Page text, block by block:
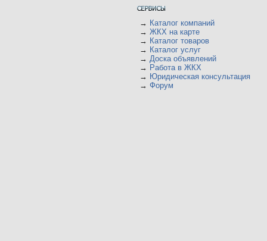
→ Каталог компаний
→ ЖКХ на карте
→ Каталог товаров
→ Каталог услуг
→ Доска объявлений
→ Работа в ЖКХ
→ Юридическая консультация
→ Форум